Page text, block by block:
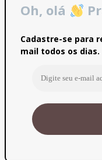
Oh, olá
Cadastre-se para
mail todos os dias.